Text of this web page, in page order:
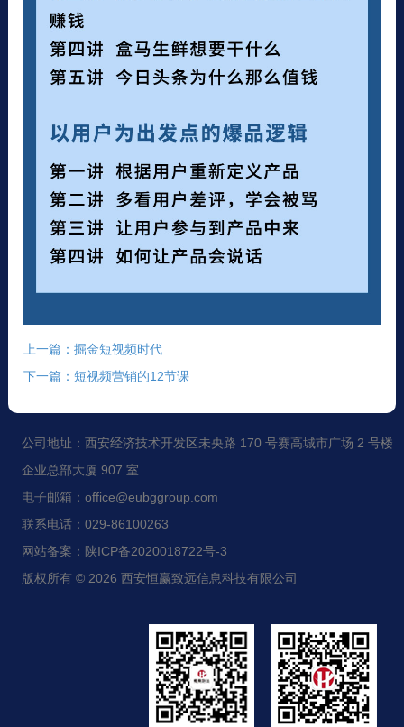
上一篇：掘金短视频时代
下一篇：短视频营销的12节课
公司地址：西安经济技术开发区未央路 170 号赛高城市广场 2 号楼
企业总部大厦 907 室
电子邮箱：office@eubggroup.com
联系电话：029-86100263
网站备案：陕ICP备2020018722号-3
版权所有 © 2026 西安恒赢致远信息科技有限公司